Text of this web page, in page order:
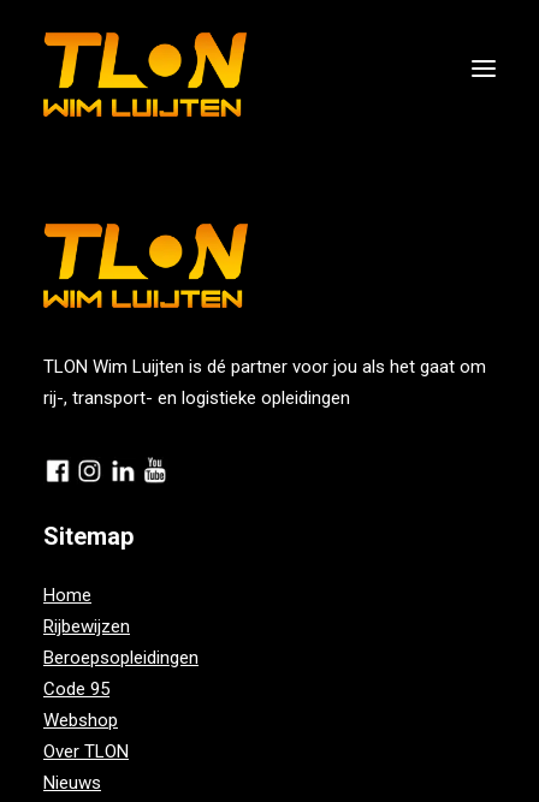
WEBSHOP
OVER TLON
OFFERTE / INFORMATIE
MEDIA
WINKELMAND
FACEBOOK
INSTAGRAM
LINKEDIN
YOUTUBE
TLON Wim Luijten is dé partner voor jou als het gaat om
rij-, transport- en logistieke opleidingen
Sitemap
Home
Rijbewijzen
Beroepsopleidingen
Code 95
Webshop
Over TLON
Nieuws